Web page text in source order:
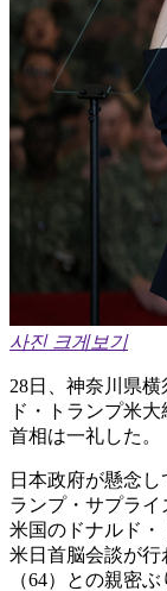
사진 크게보기
28日、神奈川県
ド・トランプ米
首相は一礼した。
日本政府が懸念
ランプ・サプラ
米国のドナルド・
米日首脳会談が行
（64）との親密